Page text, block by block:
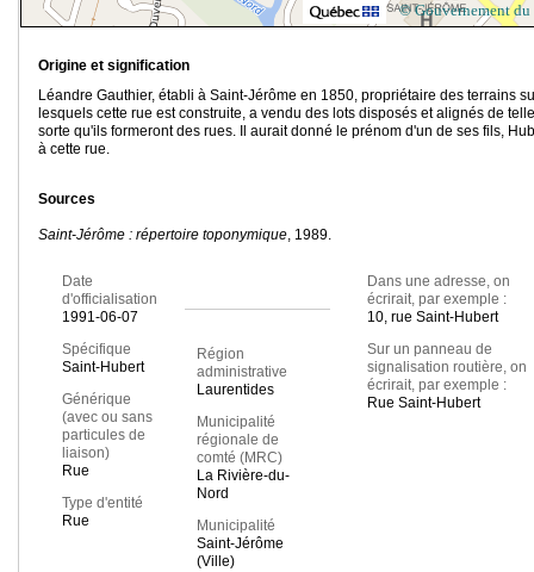
© Gouvernement du
Origine et signification
Léandre Gauthier, établi à Saint-Jérôme en 1850, propriétaire des terrains
lesquels cette rue est construite, a vendu des lots disposés et alignés de telle
sorte qu'ils formeront des rues. Il aurait donné le prénom d'un de ses fils,
à cette rue.
Sources
Saint-Jérôme : répertoire toponymique, 1989.
Date
d'officialisation
1991-06-07
Spécifique
Saint-Hubert
Générique
(avec ou sans
particules de
liaison)
Rue
Type d'entité
Rue
Région
administrative
Laurentides
Municipalité
régionale de
comté (MRC)
La Rivière-du-
Nord
Municipalité
Saint-Jérôme
(Ville)
Dans une adresse, on
écrirait, par exemple :
10, rue Saint-Hubert
Sur un panneau de
signalisation routière, on
écrirait, par exemple :
Rue Saint-Hubert